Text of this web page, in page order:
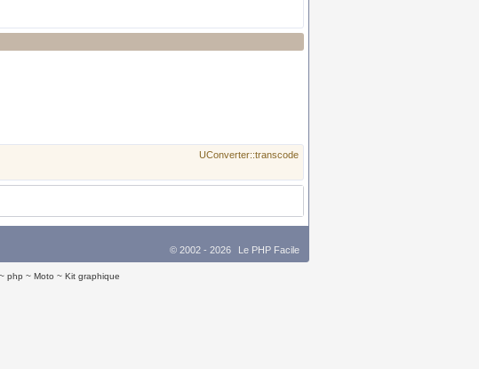
UConverter::transcode
© 2002 - 2026 Le PHP Facile
php Moto Kit graphique